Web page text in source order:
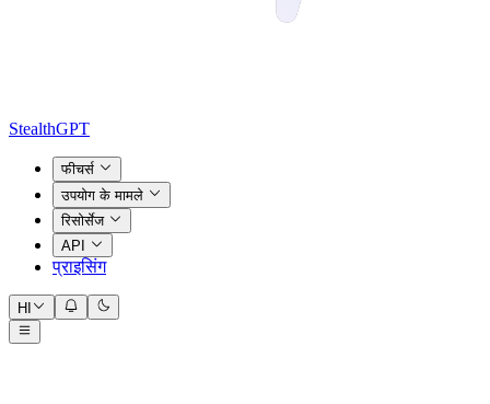
StealthGPT
फीचर्स
उपयोग के मामले
रिसोर्सेज
API
प्राइसिंग
HI